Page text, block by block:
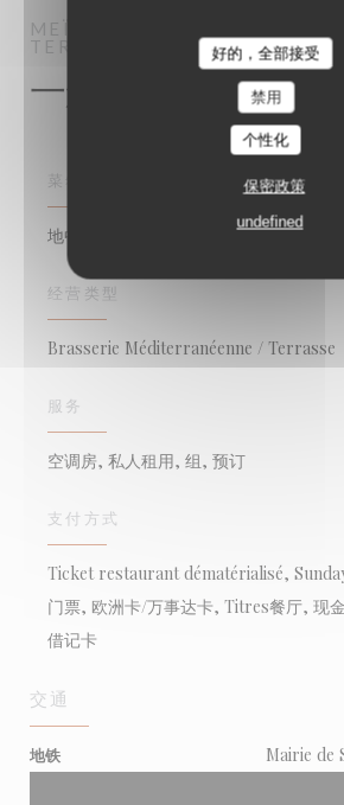
好的，全部接受
禁用
个性化
保密政策
undefined
MEÏDA
TERRASSE
SAINT-OUEN-SUR-
一般信息
菜肴
地中海, 法国
经营类型
Brasserie Méditerranéenne / Terrasse
服务
空调房, 私人租用, 组, 预订
支付方式
Ticket restaurant dématérialisé,
门票, 欧洲卡/万事达卡, Titres餐厅, 现
借记卡
交通
地铁 Mairie de